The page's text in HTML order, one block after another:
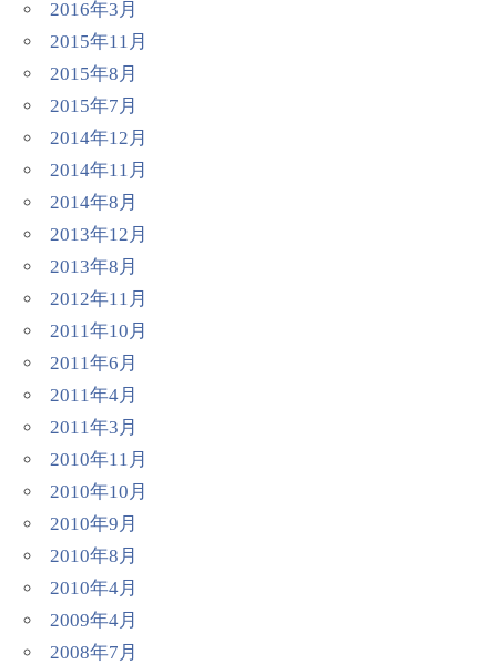
2016年3月
2015年11月
2015年8月
2015年7月
2014年12月
2014年11月
2014年8月
2013年12月
2013年8月
2012年11月
2011年10月
2011年6月
2011年4月
2011年3月
2010年11月
2010年10月
2010年9月
2010年8月
2010年4月
2009年4月
2008年7月